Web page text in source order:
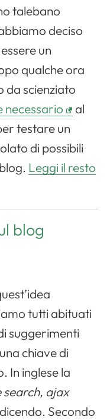
talebano
deciso
un
qualche ora
da scienziato
necessario
al
testare un
di possibili
Leggi il resto
blog
tutti abituati
suggerimenti
chiave di
In inglese la
search, ajax
Secondo